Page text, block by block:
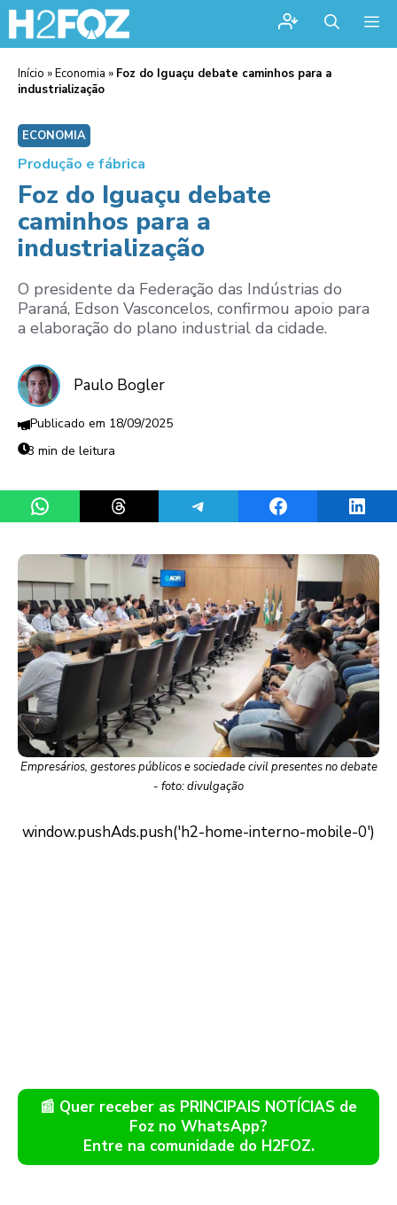
Início »Economia » Foz do Iguaçu debate caminhos para a
industrialização
ECONOMIA
Produção e fábrica
Foz do Iguaçu debate
caminhos para a
industrialização
O presidente da Federação das Indústrias do
Paraná, Edson Vasconcelos, confirmou apoio para
a elaboração do plano industrial da cidade.
Paulo Bogler
18/09/2025
3 min de leitura
Share on WhatsAppShare on ThreadsShare on TelegramShare on Facebook
Empresários, gestores públicos e sociedade civil presentes no debate
- foto: divulgação
📰 Quer receber as PRINCIPAIS NOTÍCIAS de
Foz no WhatsApp?
Entre na comunidade do H2FOZ.